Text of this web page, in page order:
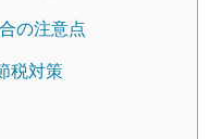
の注意点
税対策